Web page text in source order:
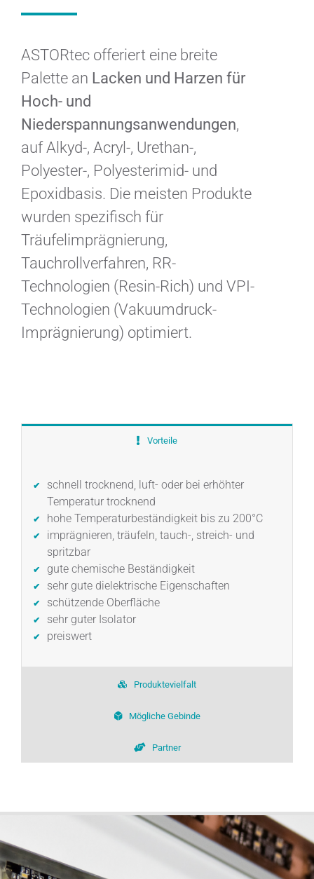
ASTORtec offeriert eine breite
Palette an Lacken und Harzen für
Hoch- und
Niederspannungsanwendungen,
auf Alkyd-, Acryl-, Urethan-,
Polyester-, Polyesterimid- und
Epoxidbasis. Die meisten Produkte
wurden spezifisch für
Träufelimprägnierung,
Tauchrollverfahren, RR-
Technologien (Resin-Rich) und VPI-
Technologien (Vakuumdruck-
Imprägnierung) optimiert.
Vorteile
schnell trocknend, luft- oder bei erhöhter
Temperatur trocknend
hohe Temperaturbeständigkeit bis zu 200°C
imprägnieren, träufeln, tauch-, streich- und
spritzbar
gute chemische Beständigkeit
sehr gute dielektrische Eigenschaften
schützende Oberfläche
sehr guter Isolator
preiswert
Produktevielfalt
Mögliche Gebinde
Partner